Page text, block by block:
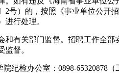
2号）的，按照《事业单位公开
进行处理。
有关部门监督。招聘工作全部
监督。
检办公室：0898-65320878（